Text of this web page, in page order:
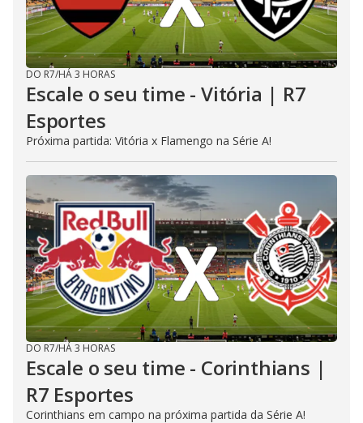
DO R7/HÁ 3 HORAS
Escale o seu time - Vitória | R7
Esportes
Próxima partida: Vitória x Flamengo na Série A!
DO R7/HÁ 3 HORAS
Escale o seu time - Corinthians |
R7 Esportes
Corinthians em campo na próxima partida da Série A!